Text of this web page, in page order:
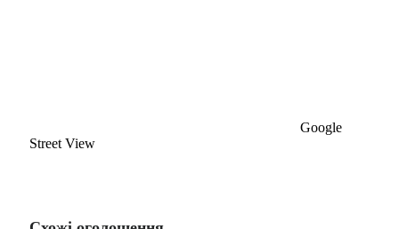
Google
Street View